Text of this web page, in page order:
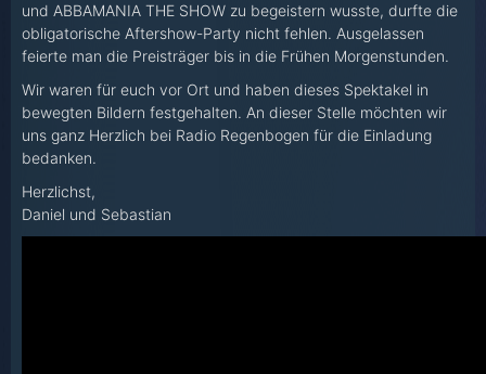
und ABBAMANIA THE SHOW zu begeistern wusste, durfte die
obligatorische Aftershow-Party nicht fehlen. Ausgelassen
feierte man die Preisträger bis in die Frühen Morgenstunden.
Wir waren für euch vor Ort und haben dieses Spektakel in
bewegten Bildern festgehalten. An dieser Stelle möchten wir
uns ganz Herzlich bei Radio Regenbogen für die Einladung
bedanken.
Herzlichst,
Daniel und Sebastian